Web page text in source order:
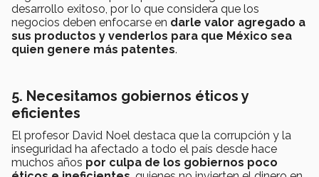
desarrollo exitoso, por lo que considera que los
negocios deben enfocarse en darle valor agregado a
sus productos y venderlos para que México sea
quien genere más patentes.
5. Necesitamos gobiernos éticos y
eficientes
El profesor David Noel destaca que la corrupción y la
inseguridad ha afectado a todo el país desde hace
muchos años por culpa de los gobiernos poco